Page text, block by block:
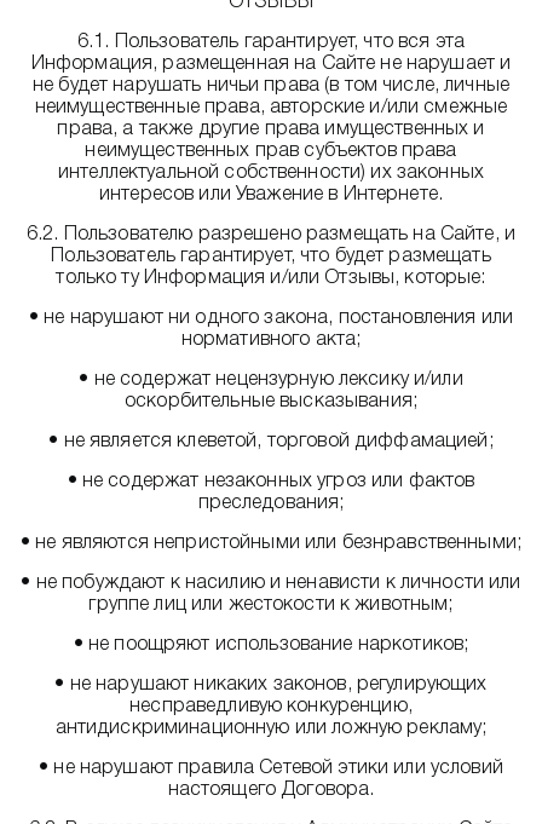
6.1. Пользователь гарантирует, что вся эта
Информация, размещенная на Сайте не нарушает и
не будет нарушать ничьи права (в том числе, личные
неимущественные права, авторские и/или смежные
права, а также другие права имущественных и
неимущественных прав субъектов права
интеллектуальной собственности) их законных
интересов или Уважение в Интернете.
6.2. Пользователю разрешено размещать на Сайте, и
Пользователь гарантирует, что будет размещать
только ту Информация и/или Отзывы, которые:
• не нарушают ни одного закона, постановления или
нормативного акта;
• не содержат нецензурную лексику и/или
оскорбительные высказывания;
• не является клеветой, торговой диффамацией;
• не содержат незаконных угроз или фактов
преследования;
• не являются непристойными или безнравственными;
• не побуждают к насилию и ненависти к личности или
группе лиц или жестокости к животным;
• не поощряют использование наркотиков;
• не нарушают никаких законов, регулирующих
несправедливую конкуренцию,
антидискриминационную или ложную рекламу;
• не нарушают правила Сетевой этики или условий
настоящего Договора.